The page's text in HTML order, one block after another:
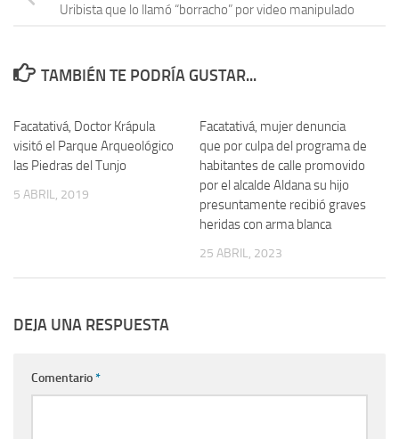
Uribista que lo llamó “borracho” por video manipulado
TAMBIÉN TE PODRÍA GUSTAR...
Facatativá, Doctor Krápula
visitó el Parque Arqueológico
las Piedras del Tunjo
5 ABRIL, 2019
Facatativá, mujer denuncia
que por culpa del programa de
habitantes de calle promovido
por el alcalde Aldana su hijo
presuntamente recibió graves
heridas con arma blanca
25 ABRIL, 2023
DEJA UNA RESPUESTA
Comentario*